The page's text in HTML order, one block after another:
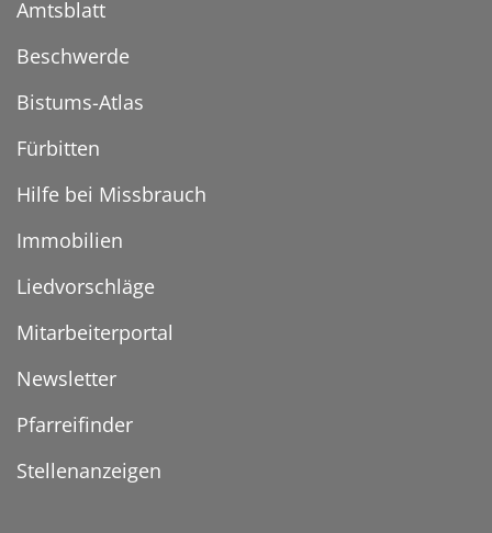
Amtsblatt
Beschwerde
Bistums-Atlas
Fürbitten
Hilfe bei Missbrauch
Immobilien
Liedvorschläge
Mitarbeiterportal
Newsletter
Pfarreifinder
Stellenanzeigen